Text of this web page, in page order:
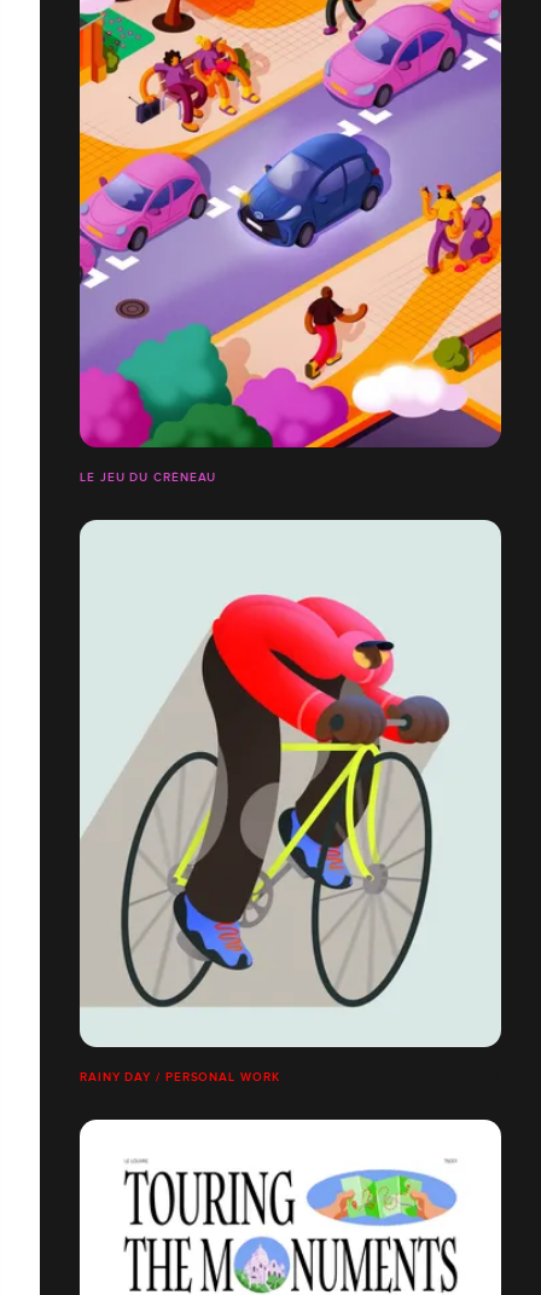
LE JEU DU CRÉNEAU
RAINY DAY / PERSONAL WORK